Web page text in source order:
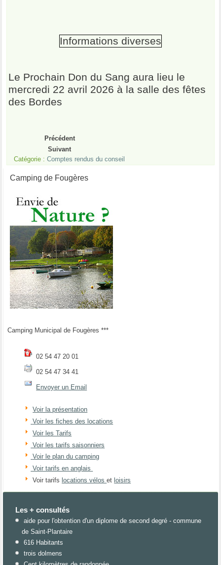
Informations diverses
Le Prochain Don du Sang aura lieu le
mercredi 22 avril 2026 à la salle des fêtes
des Bordes
Précédent
Suivant
Catégorie :Comptes rendus du conseil
Camping de Fougères
Camping Municipal de Fougères ***
02 54 47 20 01
02 54 47 34 41
Envoyer un Email
Voir la présentation
Voir les fiches des locations
Voir les Tarifs
Voir les tarifs saisonniers
Voir le plan du camping
Voir tarifs en anglais
Voir tarifslocations vélosetloisirs
Les + consultés
aide pour l'obtention d'un diplome de second degré - commune
de Saint-Plantaire
616 Habitants
trois dolmens